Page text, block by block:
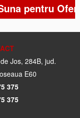
pentru
Jos, 284B, jud.
E60
375
375